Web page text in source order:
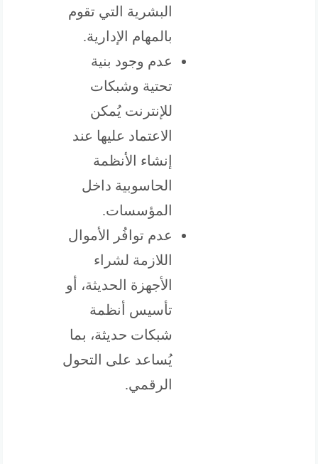
البشرية التي تقوم
بالمهام الإدارية.
عدم وجود بنية
تحتية وشبكات
للإنترنت يُمكن
الاعتماد عليها عند
إنشاء الأنظمة
الحاسوبية داخل
المؤسسات.
عدم توافُر الأموال
اللازمة لشراء
الأجهزة الحديثة، أو
تأسيس أنظمة
شبكات حديثة، بما
يُساعد على التحول
الرقمي.